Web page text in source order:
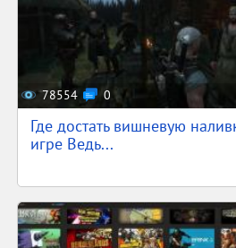
78554 0
Где достать вишневую
игре Ведь...